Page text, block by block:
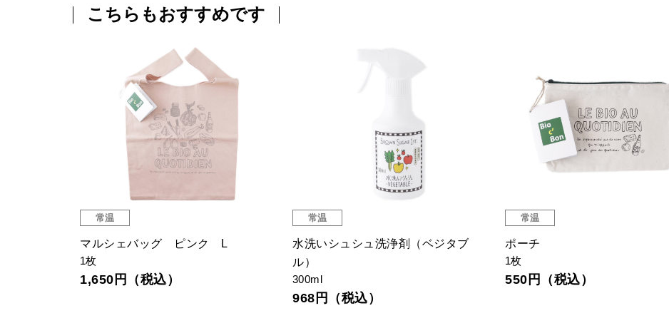
こちらもおすすめです
常温
マルシェバッグ ピンク L
1枚
1,650円（税込）
常温
水洗いシュシュ洗浄剤（ベジタブ
ル）
300ml
968円（税込）
常温
ポーチ
1枚
550円（税込）